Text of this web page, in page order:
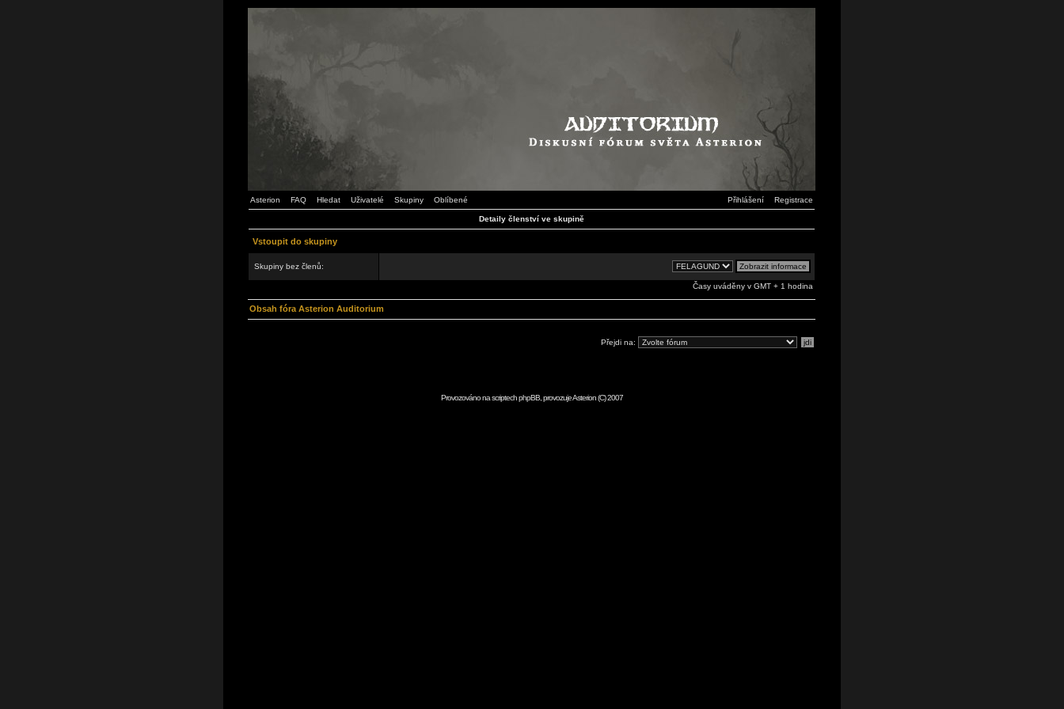
Asterion FAQ Hledat Uživatelé Skupiny Oblíbené Přihlášení Registrace
Detaily členství ve skupině
Vstoupit do skupiny
Skupiny bez členů:
Časy uváděny v GMT + 1 hodina
Obsah fóra Asterion Auditorium
Přejdi na:
Provozováno na scriptechphpBB, provozujeAsterion(C) 2007